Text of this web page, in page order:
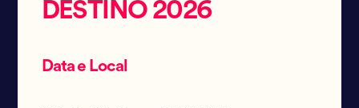
DESTINO 2026
Data e Local